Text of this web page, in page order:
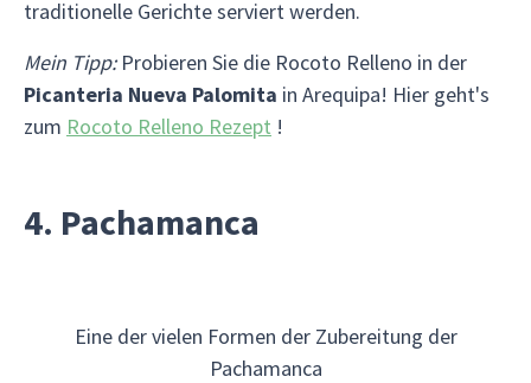
traditionelle Gerichte serviert werden.
Mein Tipp:Probieren Sie die Rocoto Relleno in der
Picanteria Nueva Palomita in Arequipa! Hier geht's
zum Rocoto Relleno Rezept !
4. Pachamanca
Eine der vielen Formen der Zubereitung der
Pachamanca